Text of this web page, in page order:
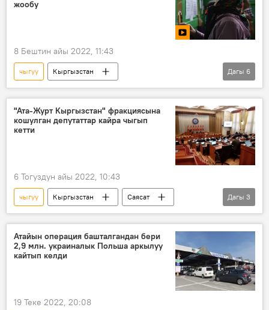
жообу
8 Бештин айы 2022, 11:43
чыгуу
Кыргызстан
ЕАЭБдеги Кыргызстан
Саясат
Социалдык фонд
пенсия
жумушсуздар
Видео
Дагы 6
"Ата-Журт Кыргызстан" фракциясына
кошулган депутаттар кайра чыгып
кетти
6 Тогуздун айы 2022, 10:43
чыгуу Кыргызстан
Саясат
депутат
фракция бөлүнүү
Дагы 3
Атайын операция башталгандан бери
2,9 млн. украиналык Польша аркылуу
кайтып келди
19 Теке 2022, 20:08